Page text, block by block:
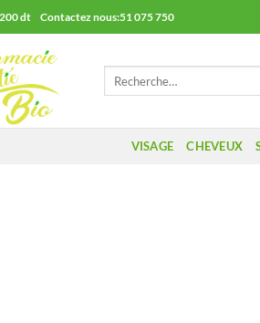
dt Contactez nous:51 075 750
VISAGE CHEVEUX